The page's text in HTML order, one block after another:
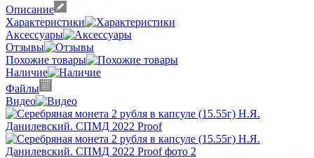
Описание
Характеристики
Аксессуары
Отзывы
Похожие товары
Наличие
Файлы
Видео